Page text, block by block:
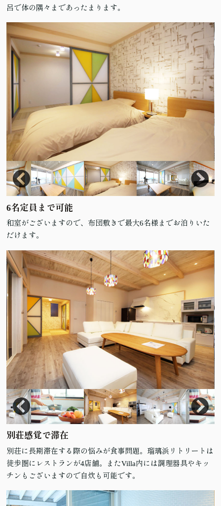
呂で体の隅々まであったまります。
6名定員まで可能
和室がございますので、布団敷きで最大6名様までお泊りいた
だけます。
別荘感覚で滞在
別荘に長期滞在する際の悩みが食事問題。瑠璃浜リトリートは
徒歩圏にレストランが4店舗。またVilla内には調理器具やキッ
チンもございますので自炊も可能です。